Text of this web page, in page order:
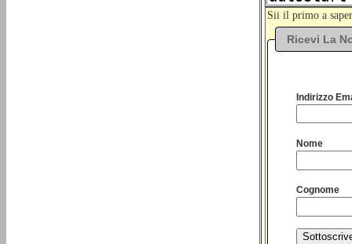
Sii il primo a
Ricevi La
Indirizzo
Nome
Cognome